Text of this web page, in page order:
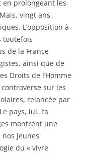
en prolongeant les
vingt ans
L’opposition à
toutefois
de la France
ainsi que de
Droits de l’Homme
sur les
relancée par
pays, lui, l’a
montrent une
jeunes
du « vivre